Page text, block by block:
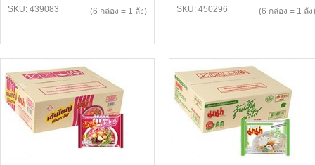
SKU: 439083 (6 กล่อง = 1 ลัง) SKU: 450296 (6 กล่อง = 1 ลัง)